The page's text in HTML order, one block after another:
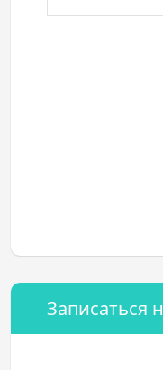
Записаться